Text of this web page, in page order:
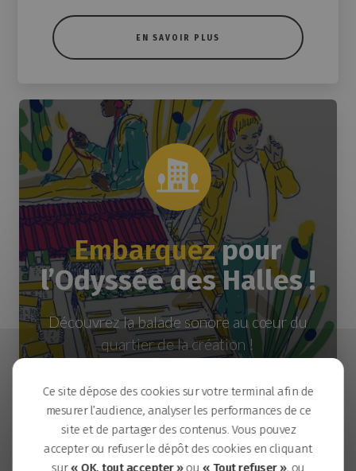
EN SAVOIR PLUS
Embarquezpour
l’Odyssée des Halles !
Découvrez la balade sonore au cœur du
quartier de la création !
Vous visualisez ci-dessous les articles
reliés au mot clé : “Experiment”.
Ce site dépose des cookies sur votre terminal afin de
mesurer l’audience, analyser les performances de ce
site et de partager des contenus. Vous pouvez
accepter ou refuser le dépôt des cookies en cliquant
sur« OK, tout accepter »ou « Tout refuser », ou